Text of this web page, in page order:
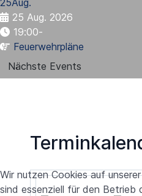
25Aug.
25 Aug. 2026
19:00-
Feuerwehrpläne
Nächste Events
Wir nutzen Cookies auf
sind essenziell für den Betrieb